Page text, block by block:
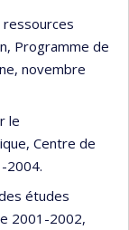
ressources
Programme de
novembre
le
Centre de
2004.
études
2001-2002,